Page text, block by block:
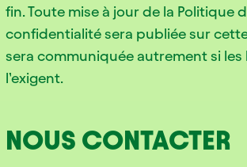
fin. Toute mise à jour de la Politique
confidentialité sera publiée sur
sera communiquée autrement si les
l’exigent.
NOUS CONTACTER